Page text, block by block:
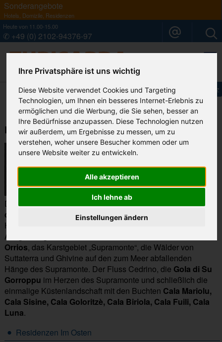
Ihre Privatsphäre ist uns wichtig
Diese Website verwendet Cookies und Targeting
Technologien, um Ihnen ein besseres Internet-Erlebnis zu
ermöglichen und die Werbung, die Sie sehen, besser an
Ihre Bedürfnisse anzupassen. Diese Technologien nutzen
wir außerdem, um Ergebnisse zu messen, um zu
verstehen, woher unsere Besucher kommen oder um
unsere Website weiter zu entwickeln.
Alle akzeptieren
Ich lehne ab
Einstellungen ändern
Sonderangebote
Hotels, Domizile, Residenzen
Heute von 11.00-15.00
✆ +49 (0) 2102-94376-97
Ihr Sardinien Spezialist
Die Ostküste
Die Ostküste ist berühmt fürGolf von Orosei,die Grotta
del Bue Marino
. Der Golf umfasst Orte, die
Handwerkskunst und die archäologischen
Ausgrabungsstätten berühmt sind, wie
Orrios, das Karstgebiet „Supramonte“, die Wälder von
Suttaterra und Ghivine auf den zum Meer abfallenden
Hänge des Supramonte. Der Fluss Cedrino, die Gola di Su
Gorroppu im Herzen des Supramonte und schließlich die
einmalige Küstenlandschaft mit den Buchten Cala Mariolu,
Cala Sisine, Cala Goloritzè, Cala Biriola, Cala Fuili, Cala
Luna.
• Residenzen Im Osten
Impressum Datenschutz